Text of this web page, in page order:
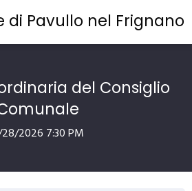
di Pavullo nel Frignano
del Consiglio
2026 7:30 PM